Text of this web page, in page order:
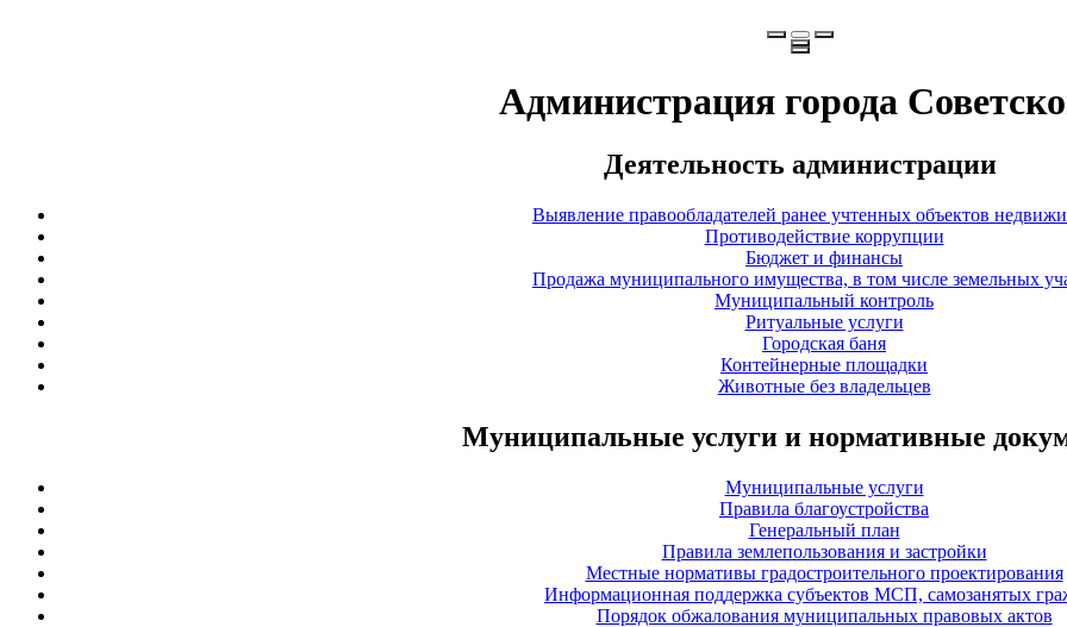
Администрация города
Деятельность администрации
Выявление правообладателей ранее учтенных объектов
Противодействие коррупции
Бюджет и финансы
Продажа муниципального имущества, в том числе земельных
Муниципальный контроль
Ритуальные услуги
Городская баня
Контейнерные площадки
Животные без владельцев
Муниципальные услуги и нормативные
Муниципальные услуги
Правила благоустройства
Генеральный план
Правила землепользования и застройки
Местные нормативы градостроительного проектирования
Информационная поддержка субъектов МСП, самозанятых
Порядок обжалования муниципальных правовых актов